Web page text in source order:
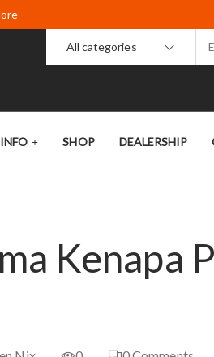
All categories
SHOP DEALERSHIP
Kenapa